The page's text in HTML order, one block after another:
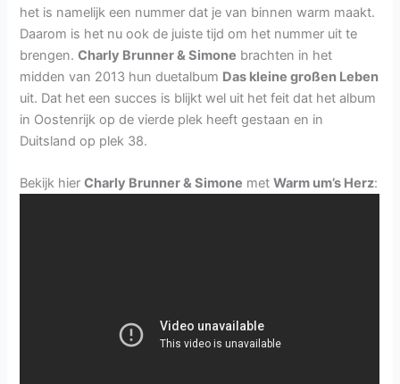
het is namelijk een nummer dat je van binnen warm maakt.
Daarom is het nu ook de juiste tijd om het nummer uit te
brengen.Charly Brunner & Simone brachten in het
midden van 2013 hun duetalbum Das kleine großen Leben
uit. Dat het een succes is blijkt wel uit het feit dat het album
in Oostenrijk op de vierde plek heeft gestaan en in
Duitsland op plek 38.
Bekijk hierCharly Brunner & Simone metWarm um’s Herz: